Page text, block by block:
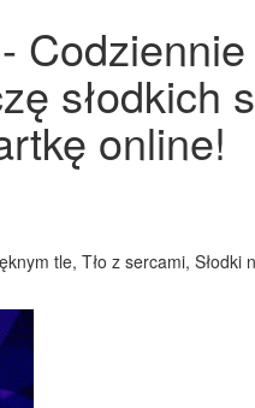
słodkich
online!
tle, Tło z sercami,